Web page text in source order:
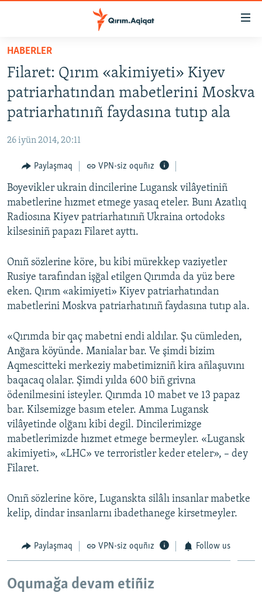
Esas
qaytmaq
Baş
navigatsiyağa
qaytmaq
Qıdıruvğa
qaytmaq
HABERLER
İQTİSADİYAT
MEDENİYET
İNSAN AQLARI
VİDEO
SÜRET
BLOGLAR
Русский
Українською
QOŞULIÑIZ!
RFE/RS bütün saytları
HABERLER
Filaret: Qırım «akimiyeti» Kiyev
patriarhatından mabetlerini Moskva
patriarhatınıñ faydasına tutıp ala
26 iyün 2014, 20:11
Paylaşmaq VPN-siz oquñız
Boyevikler ukrain dincilerine Lugansk vilâyetiniñ
mabetlerine hızmet etmege yasaq eteler. Bunı Azatlıq
Radiosına Kiyev patriarhatınıñ Ukraina ortodoks
kilsesiniñ papazı Filaret ayttı.
Onıñ sözlerine köre, bu kibi mürekkep vaziyetler
Rusiye tarafından işğal еtilgen Qırımda da yüz bere
eken. Qırım «akimiyeti» Kiyev patriarhatından
mabetlerini Moskva patriarhatınıñ faydasına tutıp ala.
«Qırımda bir qaç mabetni endi aldılar. Şu cümleden,
Anğara köyünde. Manialar bar. Ve şimdi bizim
Aqmescitteki merkeziy mabetimizniñ kira añlaşuvını
baqacaq olalar. Şimdi yılda 600 biñ grivna
ödenilmesini isteyler. Qırımda 10 mabet ve 13 papaz
bar. Kilsemizge basım eteler. Amma Lugansk
vilâyetinde olğanı kibi degil. Dincilerimizge
mabetlerimizde hızmet etmege bermeyler. «Lugansk
akimiyeti», «LHC» ve terroristler keder eteler», – dey
Filaret.
Onıñ sözlerine köre, Luganskta silâlı insanlar mabetke
kelip, dindar insanlarnı ibadethanege kirsetmeyler.
Paylaşmaq VPN-siz oquñız Follow us
Oqumağa devam etiñiz